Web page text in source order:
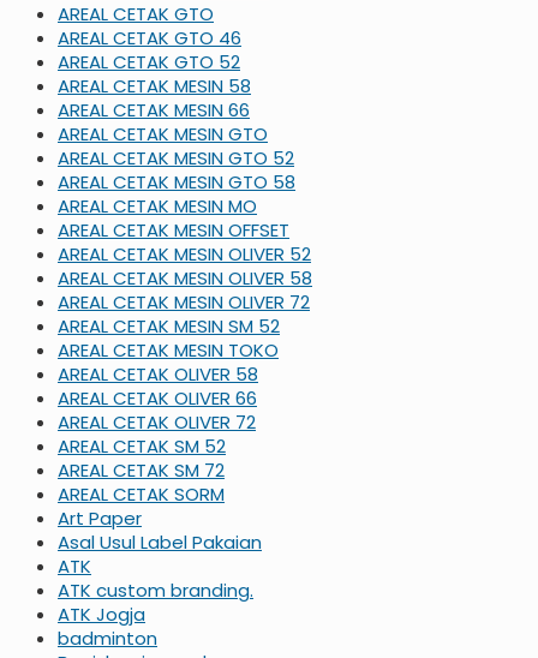
AREAL CETAK GTO
AREAL CETAK GTO 46
AREAL CETAK GTO 52
AREAL CETAK MESIN 58
AREAL CETAK MESIN 66
AREAL CETAK MESIN GTO
AREAL CETAK MESIN GTO 52
AREAL CETAK MESIN GTO 58
AREAL CETAK MESIN MO
AREAL CETAK MESIN OFFSET
AREAL CETAK MESIN OLIVER 52
AREAL CETAK MESIN OLIVER 58
AREAL CETAK MESIN OLIVER 72
AREAL CETAK MESIN SM 52
AREAL CETAK MESIN TOKO
AREAL CETAK OLIVER 58
AREAL CETAK OLIVER 66
AREAL CETAK OLIVER 72
AREAL CETAK SM 52
AREAL CETAK SM 72
AREAL CETAK SORM
Art Paper
Asal Usul Label Pakaian
ATK
ATK custom branding.
ATK Jogja
badminton